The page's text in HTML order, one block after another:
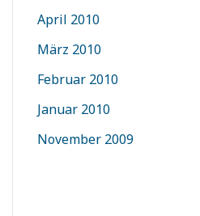
April 2010
März 2010
Februar 2010
Januar 2010
November 2009